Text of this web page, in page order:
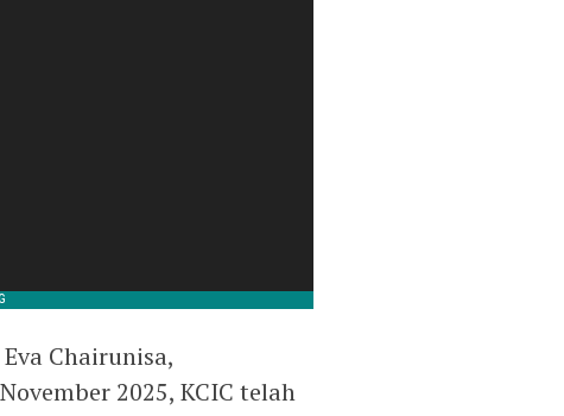
Chairunisa,
2025, KCIC telah